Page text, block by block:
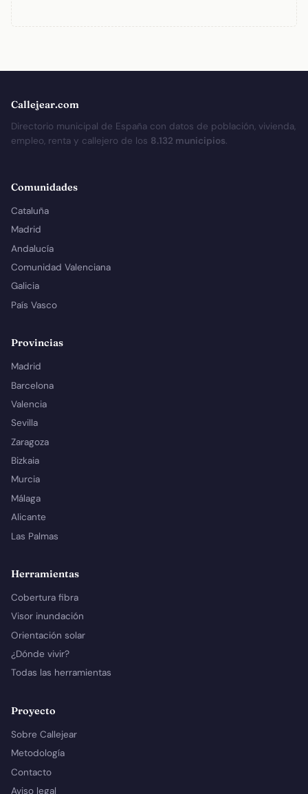
Callejear.com
Directorio municipal de España con datos de población, vivienda,
empleo, renta y callejero de los 8.132 municipios.
Comunidades
Cataluña
Madrid
Andalucía
Comunidad Valenciana
Galicia
País Vasco
Provincias
Madrid
Barcelona
Valencia
Sevilla
Zaragoza
Bizkaia
Murcia
Málaga
Alicante
Las Palmas
Herramientas
Cobertura fibra
Visor inundación
Orientación solar
¿Dónde vivir?
Todas las herramientas
Proyecto
Sobre Callejear
Metodología
Contacto
Aviso legal